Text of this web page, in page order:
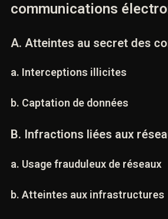
communications
A. Atteintes au secret des
a. Interceptions illicites
b. Captation de données
B. Infractions liées aux
a. Usage frauduleux de réseaux